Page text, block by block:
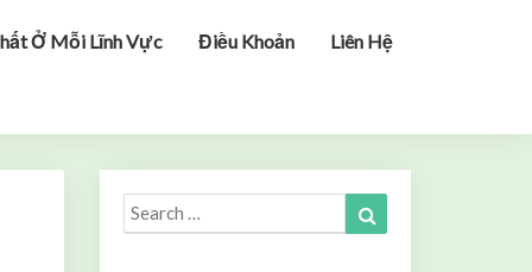
Ở Mỗi Lĩnh Vực Điều Khoản Liên Hệ
Search
for: